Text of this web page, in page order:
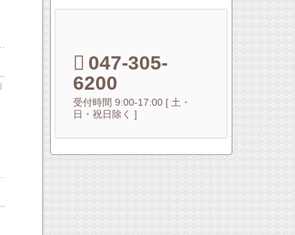
047-305-
6200
受付時間 9:00-17:00 [ 土・
日・祝日除く ]